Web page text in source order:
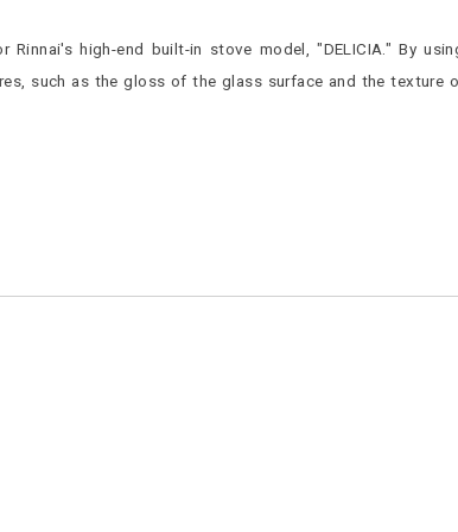
high-end built-in stove model, "DELICIA." By
such as the gloss of the glass surface and the texture